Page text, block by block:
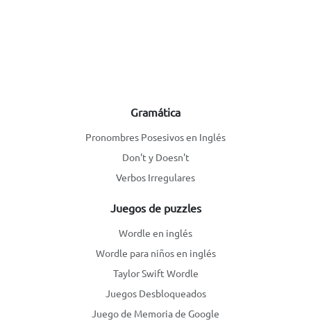
Gramática
Pronombres Posesivos en Inglés
Don't y Doesn't
Verbos Irregulares
Juegos de puzzles
Wordle en inglés
Wordle para niños en inglés
Taylor Swift Wordle
Juegos Desbloqueados
Juego de Memoria de Google